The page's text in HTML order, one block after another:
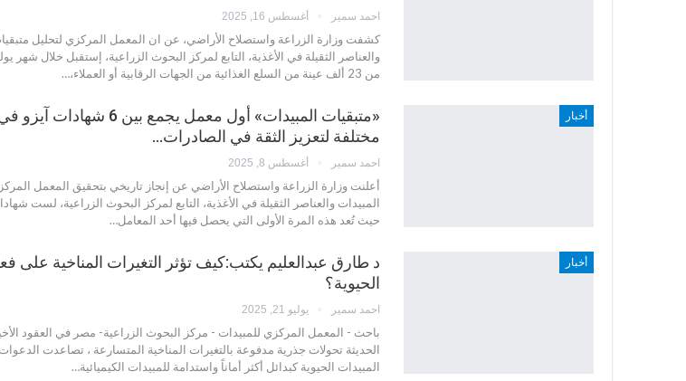
احمد سمير أغسطس 16, 2025
كشفت وزارة الزراعة واستصلاح الأراضي، عن ان المعمل المركزي لتحليل
والعناصر الثقيلة في الأغذية، التابع لمركز البحوث الزراعية، إستقبل خلال شهر
من 23 ألف عينة من السلع الغذائية من الجهات الرقابية أو العملاء،…
أخبار
«متبقيات المبيدات» أول معمل يجمع بين
مختلفة لتعزيز الثقة في الصادرات…
احمد سمير أغسطس 8, 2025
أعلنت وزارة الزراعة واستصلاح الأراضي عن إنجاز تاريخي بتحقيق المعمل
المبيدات والعناصر الثقيلة في الأغذية، التابع لمركز البحوث الزراعية، لست
حيث تُعد هذه المرة الأولى التي يحصل فيها أحد المعامل…
أخبار
د طارق عبدالعليم يكتب:كيف تؤثر التغيرات المناخية على
الحيوية؟
احمد سمير يوليو 21, 2025
باحث - المعمل المركزي للمبيدات - مركز البحوث الزراعية- مصر في العقود
الحديثة تحولات جذرية مدفوعة بالتغيرات المناخية المتسارعة ، تصاعدت
المبيدات الحيوية كبدائل أكثر أماناً واستدامة للمبيدات الكيميائية…